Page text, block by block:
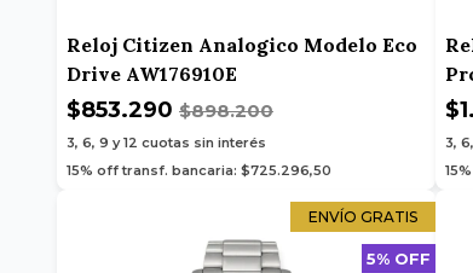
Reloj Citizen Analogico Modelo Eco
Drive AW176910E
$853.290 $898.200
3, 6, 9 y 12 cuotas sin interés
15% off transf. bancaria: $725.296,50
3,
ENVÍO GRATIS
5% OFF